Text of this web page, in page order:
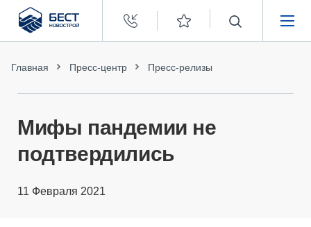
Бест
Новострой
ПОКУПАТЕЛЯМ
ЗАСТРОЙЩИКАМ
Главная Пресс-центр Пресс-релизы
Мифы пандемии не
подтвердились
11 Февраля 2021